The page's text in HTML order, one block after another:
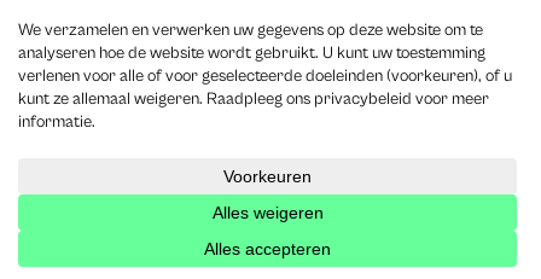
Recente Jobs
Notarieel jurist – Notaris Geysels
Vlaams-Brabant